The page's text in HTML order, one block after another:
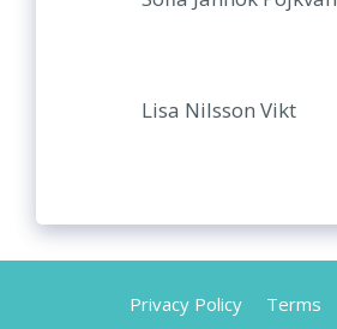
Lisa Nilsson Vikt
Privacy Policy Terms